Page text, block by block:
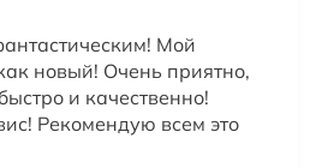
Мой
новый! Очень приятно,
и качественно!
Рекомендую всем это